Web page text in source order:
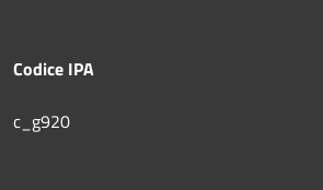
Codice IPA
c_g920